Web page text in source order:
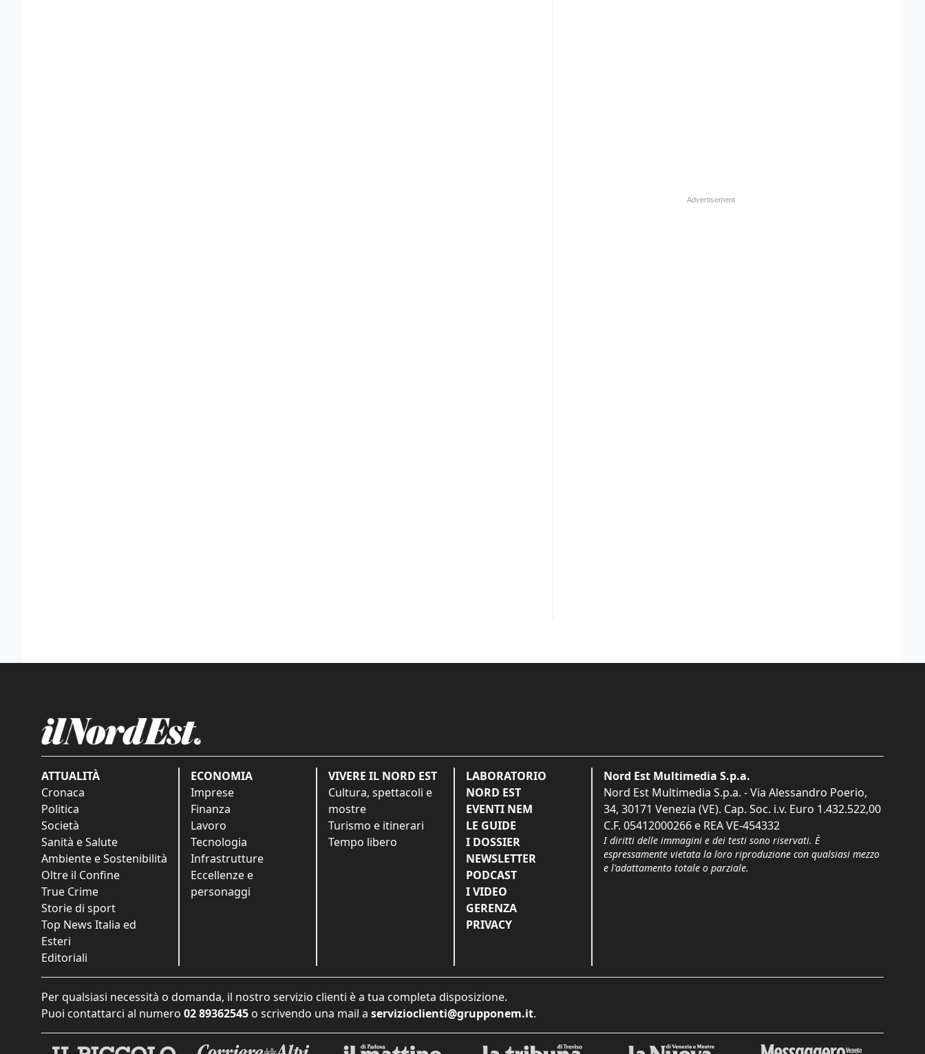
ATTUALITÀ
Cronaca
Politica
Società
Sanità e Salute
Ambiente e Sostenibilità
Oltre il Confine
True Crime
Storie di sport
Top News Italia ed
Esteri
Editoriali
ECONOMIA
Imprese
Finanza
Lavoro
Tecnologia
Infrastrutture
Eccellenze e
personaggi
VIVERE IL NORD EST
Cultura, spettacoli e
mostre
Turismo e itinerari
Tempo libero
LABORATORIO
NORD EST
EVENTI NEM
LE GUIDE
I DOSSIER
NEWSLETTER
PODCAST
I VIDEO
GERENZA
PRIVACY
Nord Est Multimedia S.p.a.
Nord Est Multimedia S.p.a. - Via Alessandro Poerio,
34, 30171 Venezia (VE). Cap. Soc. i.v. Euro 1.432.522,00
C.F. 05412000266 e REA VE-454332
I diritti delle immagini e dei testi sono riservati. È
espressamente vietata la loro riproduzione con qualsiasi mezzo
e l'adattamento totale o parziale.
Per qualsiasi necessità o domanda, il nostro servizio clienti è a tua completa disposizione.
Puoi contattarci al numero 02 89362545 o scrivendo una mail a servizioclienti@grupponem.it.